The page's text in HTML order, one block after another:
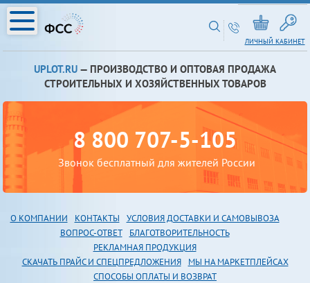
ЛИЧНЫЙ КАБИНЕТ
UPLOT.RU — ПРОИЗВОДСТВО И ОПТОВАЯ ПРОДАЖА
СТРОИТЕЛЬНЫХ И ХОЗЯЙСТВЕННЫХ ТОВАРОВ
8 800 707-5-105
Звонок бесплатный для жителей России
О КОМПАНИИ КОНТАКТЫ
УСЛОВИЯ ДОСТАВКИ И САМОВЫВОЗА
ВОПРОС-ОТВЕТ
БЛАГОТВОРИТЕЛЬНОСТЬ
РЕКЛАМНАЯ ПРОДУКЦИЯ
СКАЧАТЬ ПРАЙС И СПЕЦПРЕДЛОЖЕНИЯ
МЫ НА МАРКЕТПЛЕЙСАХ
СПОСОБЫ ОПЛАТЫ И ВОЗВРАТ